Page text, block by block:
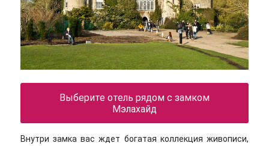
Выберите отель рядом с замком
Мэлахайд
Внутри замка вас ждет богатая коллекция живописи,